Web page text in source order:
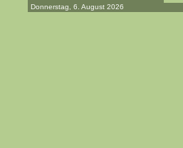
Donnerstag, 6. August 2026